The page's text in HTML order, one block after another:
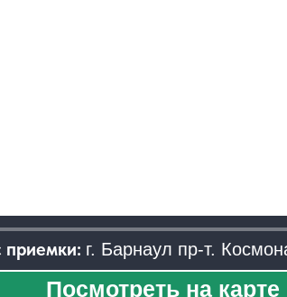
или хочешь сдать детали?
на карте